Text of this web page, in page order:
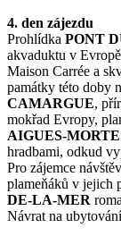
4. den zájezdu
Prohlídka PONT
akvaduktu v
Maison Carrée a
památky této doby
CAMARGUE,
mokřad Evropy,
AIGUES-
hradbami, odkud
Pro zájemce
plameňáků v jejich
DE-LA-MER
Návrat na